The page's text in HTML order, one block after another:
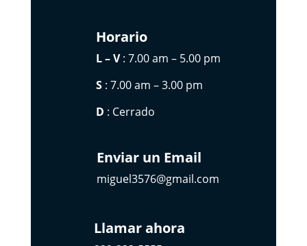
Horario
L – V: 7.00 am – 5.00 pm
S: 7.00 am – 3.00 pm
D : Cerrado
Enviar un Email
miguel3576@gmail.com
Llamar ahora